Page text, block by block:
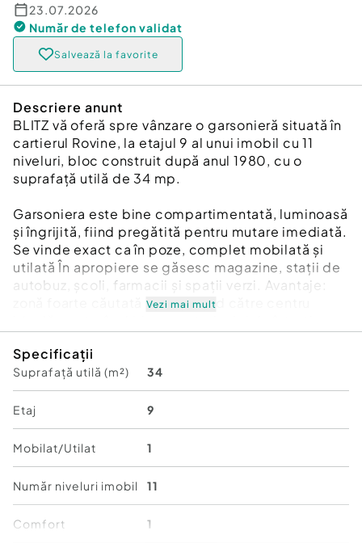
23.07.2026
Număr de telefon validat
Salvează la favorite
Descriere anunt
BLITZ vă oferă spre vânzare o garsonieră situată în
cartierul Rovine, la etajul 9 al unui imobil cu 11
niveluri, bloc construit după anul 1980, cu o
suprafață utilă de 34 mp.
Garsoniera este bine compartimentată, luminoasă
și îngrijită, fiind pregătită pentru mutare imediată.
Se vinde exact ca în poze, complet mobilată și
utilată În apropiere se găsesc magazine, stații de
autobuz, școli, farmacii și spații verzi. Avantaje:
zonă foarte căutată acces rapid către centru
Pentru mai multe detalii sau vizionare, nu ezitați să
mă contactați.
Cod ofertă / ID BLITZ: P173311
Id intern: P173311
Confort:1
Tip imobil:Bloc de apartamente
Vezi mai mult
Specificații
Suprafață utilă (m²) 34
Etaj 9
Mobilat/Utilat 1
Număr niveluri imobil 11
Comfort 1